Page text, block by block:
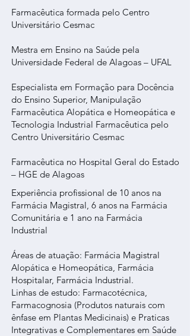
Farmacêutica formada pelo Centro
Universitário Cesmac
Mestra em Ensino na Saúde pela
Universidade Federal de Alagoas – UFAL
Especialista em Formação para Docência
do Ensino Superior, Manipulação
Farmacêutica Alopática e Homeopática e
Tecnologia Industrial Farmacêutica pelo
Centro Universitário Cesmac
Farmacêutica no Hospital Geral do Estado
– HGE de Alagoas
Experiência profissional de 10 anos na
Farmácia Magistral, 6 anos na Farmácia
Comunitária e 1 ano na Farmácia
Industrial
Áreas de atuação: Farmácia Magistral
Alopática e Homeopática, Farmácia
Hospitalar, Farmácia Industrial.
Linhas de estudo: Farmacotécnica,
Farmacognosia (Produtos naturais com
ênfase em Plantas Medicinais) e Praticas
Integrativas e Complementares em Saúde